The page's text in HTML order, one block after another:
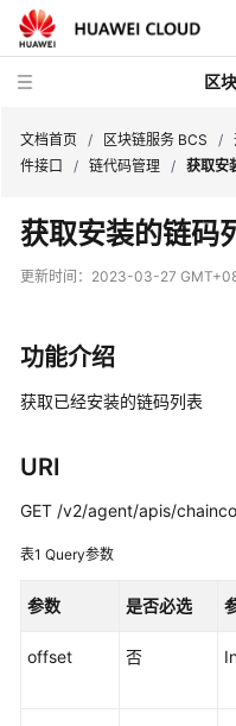
区
新
动
产
品
介
计
费
明
快
入
文档首页 / 区块链服务 BCS /
件接口
/ 链代码管理 / 获取安
获取安装的链码
更新时间： 2023-03-27
功能介绍
获取已经安装的链码列表
URI
GET /v2/agent/apis/
表1 Query参数
参数 是否必选
offset 否